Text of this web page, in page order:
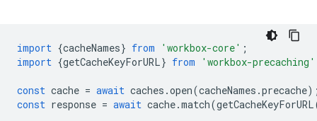
import {cacheNames} from 'workbox-core' ;
import {getCacheKeyForURL} from 'workbox-precaching'
const cache = await caches .open(cacheNames .precache
const response = await cache.match(getCacheKeyForURL